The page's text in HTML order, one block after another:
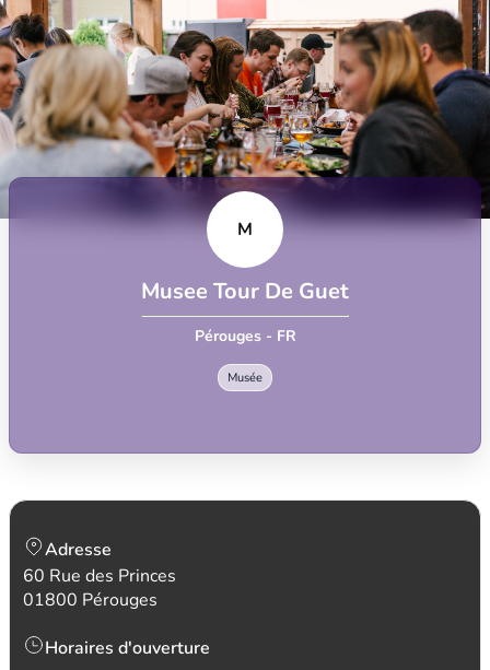
M
Musee Tour De Guet
Pérouges - FR
Musée
Adresse
60 Rue des Princes
01800 Pérouges
Horaires d'ouverture